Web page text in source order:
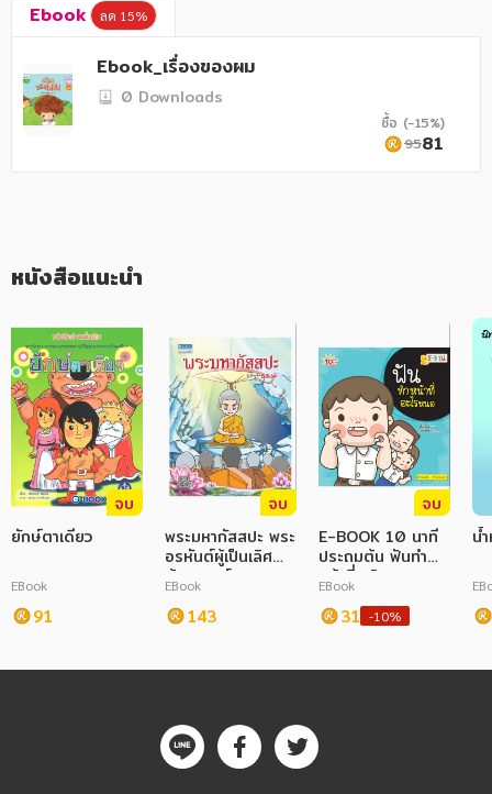
การเงิน การลงทุน บริหาร
นิตยสาร หนังสือพิมพ์
ครอบครัว
ภาษาศาสตร์
หนังสือเด็ก
การพัฒนาตนเอง
ความรู้ทั่วไป
การ์ตูนความรู้ การ์ตูน
การ์ตูนมังงะ (Manga)
Ebook ลด 15%
Ebook_เรื่องของผม
0 Downloads
ซื้อ (-15%)
9581
หนังสือแนะนำ
จบ
ยักษ์ตาเดียว
EBook
91
จบ
พระมหากัสสปะ พระ
อรหันต์ผู้เป็นเลิศ
ด้านธุดงค์
EBook
143
จบ
E-BOOK 10 นาที
ประถมต้น ฟันทำ
หน้าที่อะไรหนอ
EBook
31 -10%
น้